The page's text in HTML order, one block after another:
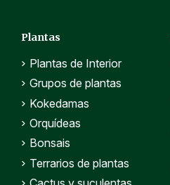
Plantas
Plantas de Interior
Grupos de plantas
Kokedamas
Orquídeas
Bonsais
Terrarios de plantas